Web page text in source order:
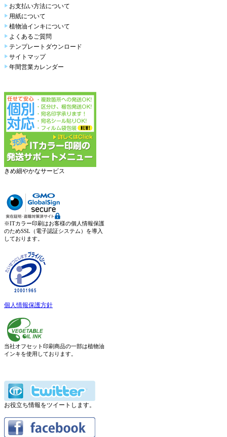
お支払い方法について
用紙について
植物油インキについて
よくあるご質問
テンプレートダウンロード
サイトマップ
年間営業カレンダー
きめ細やかなサービス
※ITカラー印刷はお客様の個人情報保護
のためSSL（電子認証システム）を導入
しております。
個人情報保護方針
当社オフセット印刷商品の一部は植物油
インキを使用しております。
お役立ち情報をツイートします。